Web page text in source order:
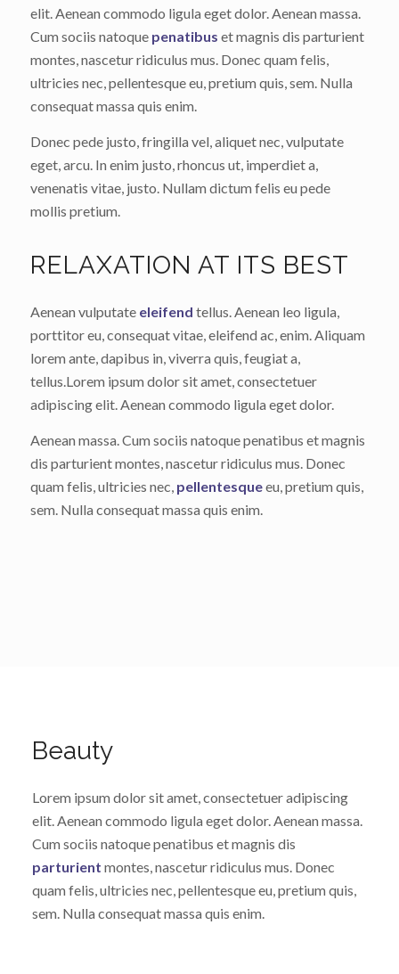
elit. Aenean commodo ligula eget dolor. Aenean massa.
Cum sociis natoque penatibus et magnis dis parturient
montes, nascetur ridiculus mus. Donec quam felis,
ultricies nec, pellentesque eu, pretium quis, sem. Nulla
consequat massa quis enim.
Donec pede justo, fringilla vel, aliquet nec, vulputate
eget, arcu. In enim justo, rhoncus ut, imperdiet a,
venenatis vitae, justo. Nullam dictum felis eu pede
mollis pretium.
RELAXATION AT ITS BEST
Aenean vulputate eleifend tellus. Aenean leo ligula,
porttitor eu, consequat vitae, eleifend ac, enim. Aliquam
lorem ante, dapibus in, viverra quis, feugiat a,
tellus.Lorem ipsum dolor sit amet, consectetuer
adipiscing elit. Aenean commodo ligula eget dolor.
Aenean massa. Cum sociis natoque penatibus et magnis
dis parturient montes, nascetur ridiculus mus. Donec
quam felis, ultricies nec, pellentesqueeu, pretium quis,
sem. Nulla consequat massa quis enim.
Beauty
Lorem ipsum dolor sit amet, consectetuer adipiscing
elit. Aenean commodo ligula eget dolor. Aenean massa.
Cum sociis natoque penatibus et magnis dis
parturient montes, nascetur ridiculus mus. Donec
quam felis, ultricies nec, pellentesque eu, pretium quis,
sem. Nulla consequat massa quis enim.